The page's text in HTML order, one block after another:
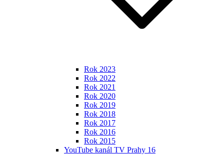
Rok 2023
Rok 2022
Rok 2021
Rok 2020
Rok 2019
Rok 2018
Rok 2017
Rok 2016
Rok 2015
YouTube kanál TV Prahy 16